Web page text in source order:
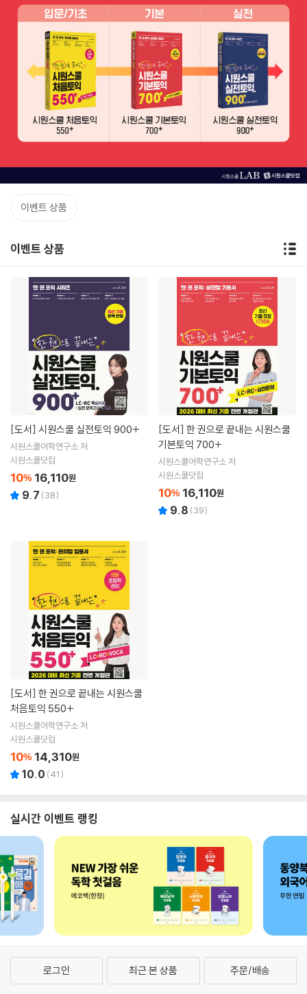
이벤트 상품
이벤트 상품
[도서] 시원스쿨 실전토익 900+
시원스쿨어학연구소 저
시원스쿨닷컴
10% 16,110원
9.7 (38)
[도서]
기본토익 700+
시원스쿨어학연구소 저
시원스쿨닷컴
10% 16,110원
9.8 (39)
[도서]
처음토익 550+
시원스쿨어학연구소 저
시원스쿨닷컴
10% 14,310원
10.0 (41)
실시간 이벤트 랭킹
로그인 최근 본 상품 주문/배송